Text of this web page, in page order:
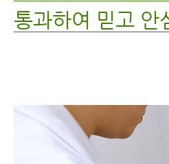
통과하여 믿고 안